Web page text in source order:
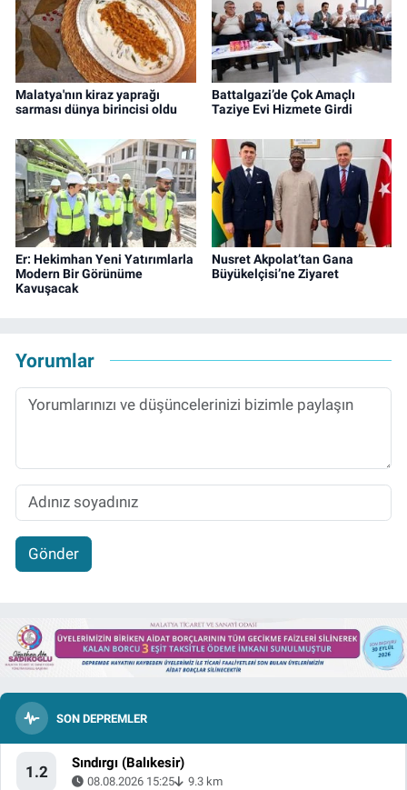
Malatya'nın kiraz yaprağı
sarması dünya birincisi oldu
Battalgazi’de Çok Amaçlı
Taziye Evi Hizmete Girdi
Er: Hekimhan Yeni Yatırımlarla
Modern Bir Görünüme
Kavuşacak
Nusret Akpolat’tan Gana
Büyükelçisi’ne Ziyaret
Yorumlar
Gönder
SON DEPREMLER
1.2 Sındırgı (Balıkesir)
08.08.2026 15:25 9.3 km